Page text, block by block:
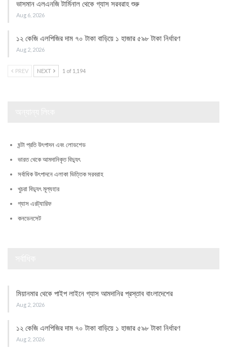
ভাসমান এলএনজি টার্মিনাল থেকে গ্যাস সরবরাহ শুরু
Aug 6, 2026
১২ কেজি এলপিজির দাম ৭০ টাকা বাড়িয়ে ১ হাজার ৫৯৮ টাকা নির্ধারণ
Aug 2, 2026
PREV NEXT 1 of 1,194
ঘন্টা প্রতি উৎপাদন এবং লোডশেড
ভারত থেকে আমদানিকৃত বিদ্যুৎ
সর্বাধিক উৎপাদনে এলাকা ভিত্তিক সরবরাহ
খুচরা বিদ্যুৎ মূল্যহার
গ্যাস এরট্যারিফ
কনডেনসেট
মিয়ানমার থেকে পাইপ লাইনে গ্যাস আমদানির প্রস্তাব বাংলাদেশের
Aug 2, 2026
১২ কেজি এলপিজির দাম ৭০ টাকা বাড়িয়ে ১ হাজার ৫৯৮ টাকা নির্ধারণ
Aug 2, 2026